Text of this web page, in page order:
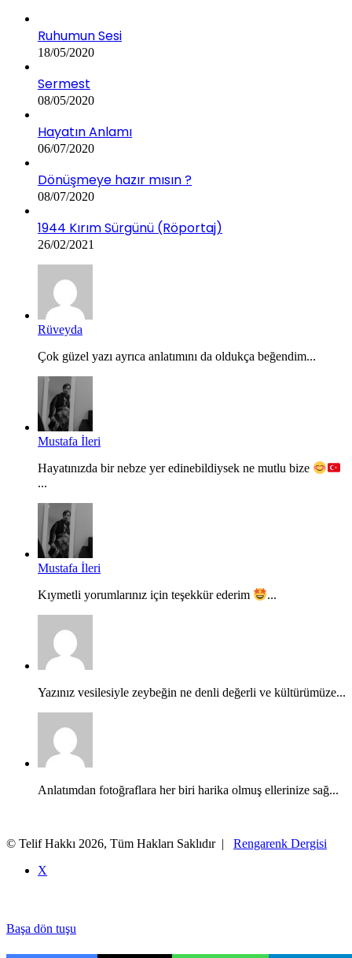
Ruhumun Sesi
18/05/2020
Sermest
08/05/2020
Hayatın Anlamı
06/07/2020
Dönüşmeye hazır mısın ?
08/07/2020
1944 Kırım Sürgünü (Röportaj)
26/02/2021
Rüveyda
Çok güzel yazı ayrıca anlatımını da oldukça beğendim...
Mustafa İleri
Hayatınızda bir nebze yer edinebildiysek ne mutlu bize
...
Mustafa İleri
Kıymetli yorumlarınız için teşekkür ederim ...
Yazınız vesilesiyle zeybeğin ne denli değerli ve kültürümüze...
Anlatımdan fotoğraflara her biri harika olmuş ellerinize sağ...
© Telif Hakkı 2026, Tüm Hakları Saklıdır | Rengarenk Dergisi
X
Başa dön tuşu